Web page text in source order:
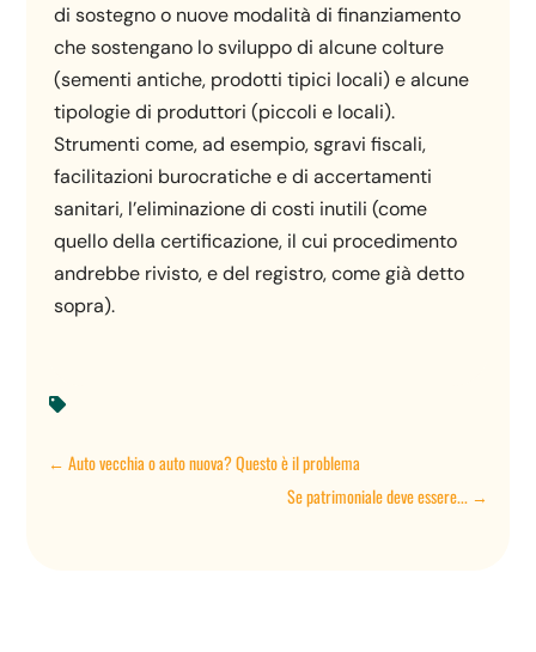
di sostegno o nuove modalità di finanziamento
che sostengano lo sviluppo di alcune colture
(sementi antiche, prodotti tipici locali) e alcune
tipologie di produttori (piccoli e locali).
Strumenti come, ad esempio, sgravi fiscali,
facilitazioni burocratiche e di accertamenti
sanitari, l’eliminazione di costi inutili (come
quello della certificazione, il cui procedimento
andrebbe rivisto, e del registro, come già detto
sopra).

←Auto vecchia o auto nuova? Questo è il problema
Se patrimoniale deve essere...→